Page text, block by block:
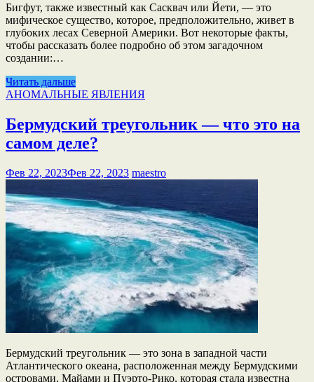
Бигфут, также известный как Сасквач или Йети, — это
мифическое существо, которое, предположительно, живет в
глубоких лесах Северной Америки. Вот некоторые факты,
чтобы рассказать более подробно об этом загадочном
создании:…
Читать дальше
АНОМАЛЬНЫЕ ЯВЛЕНИЯ
Бермудский треугольник — что это на
самом деле?
Фев 22, 2023Фев 22, 2023 maestro
Бермудский треугольник — это зона в западной части
Атлантического океана, расположенная между Бермудскими
островами, Майами и Пуэрто-Рико, которая стала известна